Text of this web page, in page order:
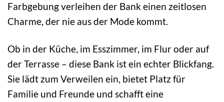
Farbgebung verleihen der Bank einen zeitlosen
Charme, der nie aus der Mode kommt.
Ob in der Küche, im Esszimmer, im Flur oder auf
der Terrasse – diese Bank ist ein echter Blickfang.
Sie lädt zum Verweilen ein, bietet Platz für
Familie und Freunde und schafft eine